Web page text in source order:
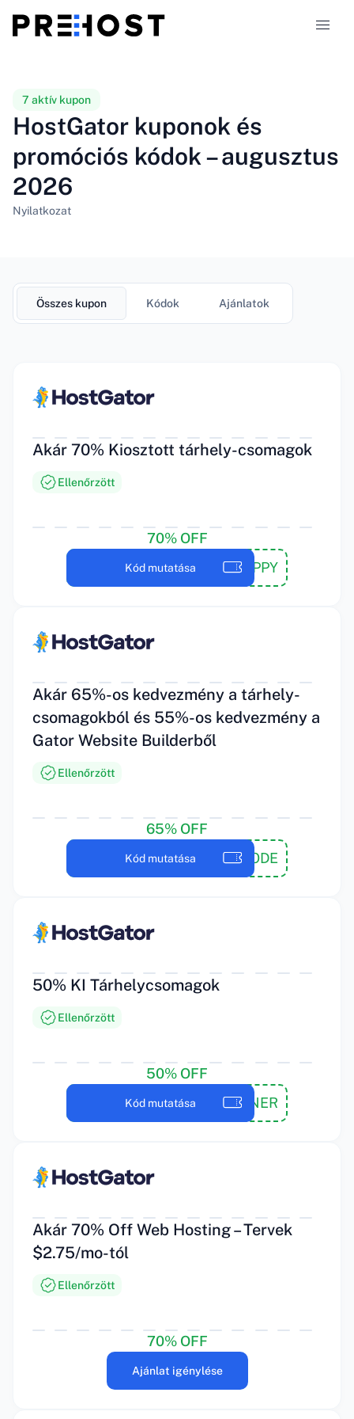
Összehasonlítások
Kuponok 319
7 aktív kupon
HostGator kuponok és
promóciós kódok – augusztus
2026
Nyilatkozat
Összes kupon Kódok Ajánlatok
Akár 70% Kiosztott tárhely-csomagok
Ellenőrzött
70% OFF
SNAPPY
Kód mutatása
Akár 65%-os kedvezmény a tárhely-
csomagokból és 55%-os kedvezmény a
Gator Website Builderből
Ellenőrzött
65% OFF
SAVECODE
Kód mutatása
50% KI Tárhelycsomagok
Ellenőrzött
50% OFF
WPBEGINNER
Kód mutatása
Akár 70% Off Web Hosting – Tervek
$2.75/mo-tól
Ellenőrzött
70% OFF
Ajánlat igénylése